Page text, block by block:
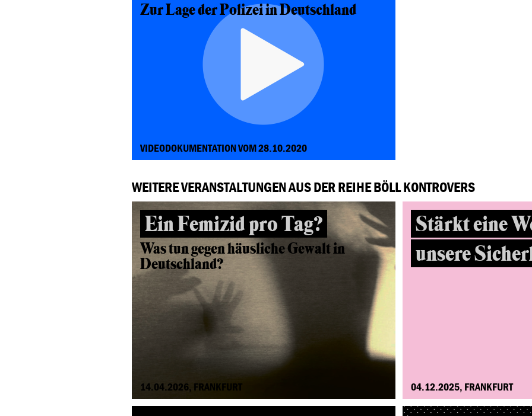
Zur Lage der Polizei in Deutschland
VIDEODOKUMENTATION VOM 28.10.2020
WEITERE VERANSTALTUNGEN AUS DER REIHE BÖLL KONTROVERS
Ein Femizid pro Tag?
Was tun gegen häusliche Gewalt in
Deutschland?
14.04.2026, FRANKFURT
Stärkt eine
unsere
04.12.2025, FRANKFURT